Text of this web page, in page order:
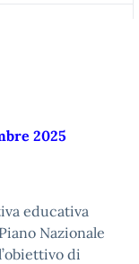
2025
educativa
Nazionale
di